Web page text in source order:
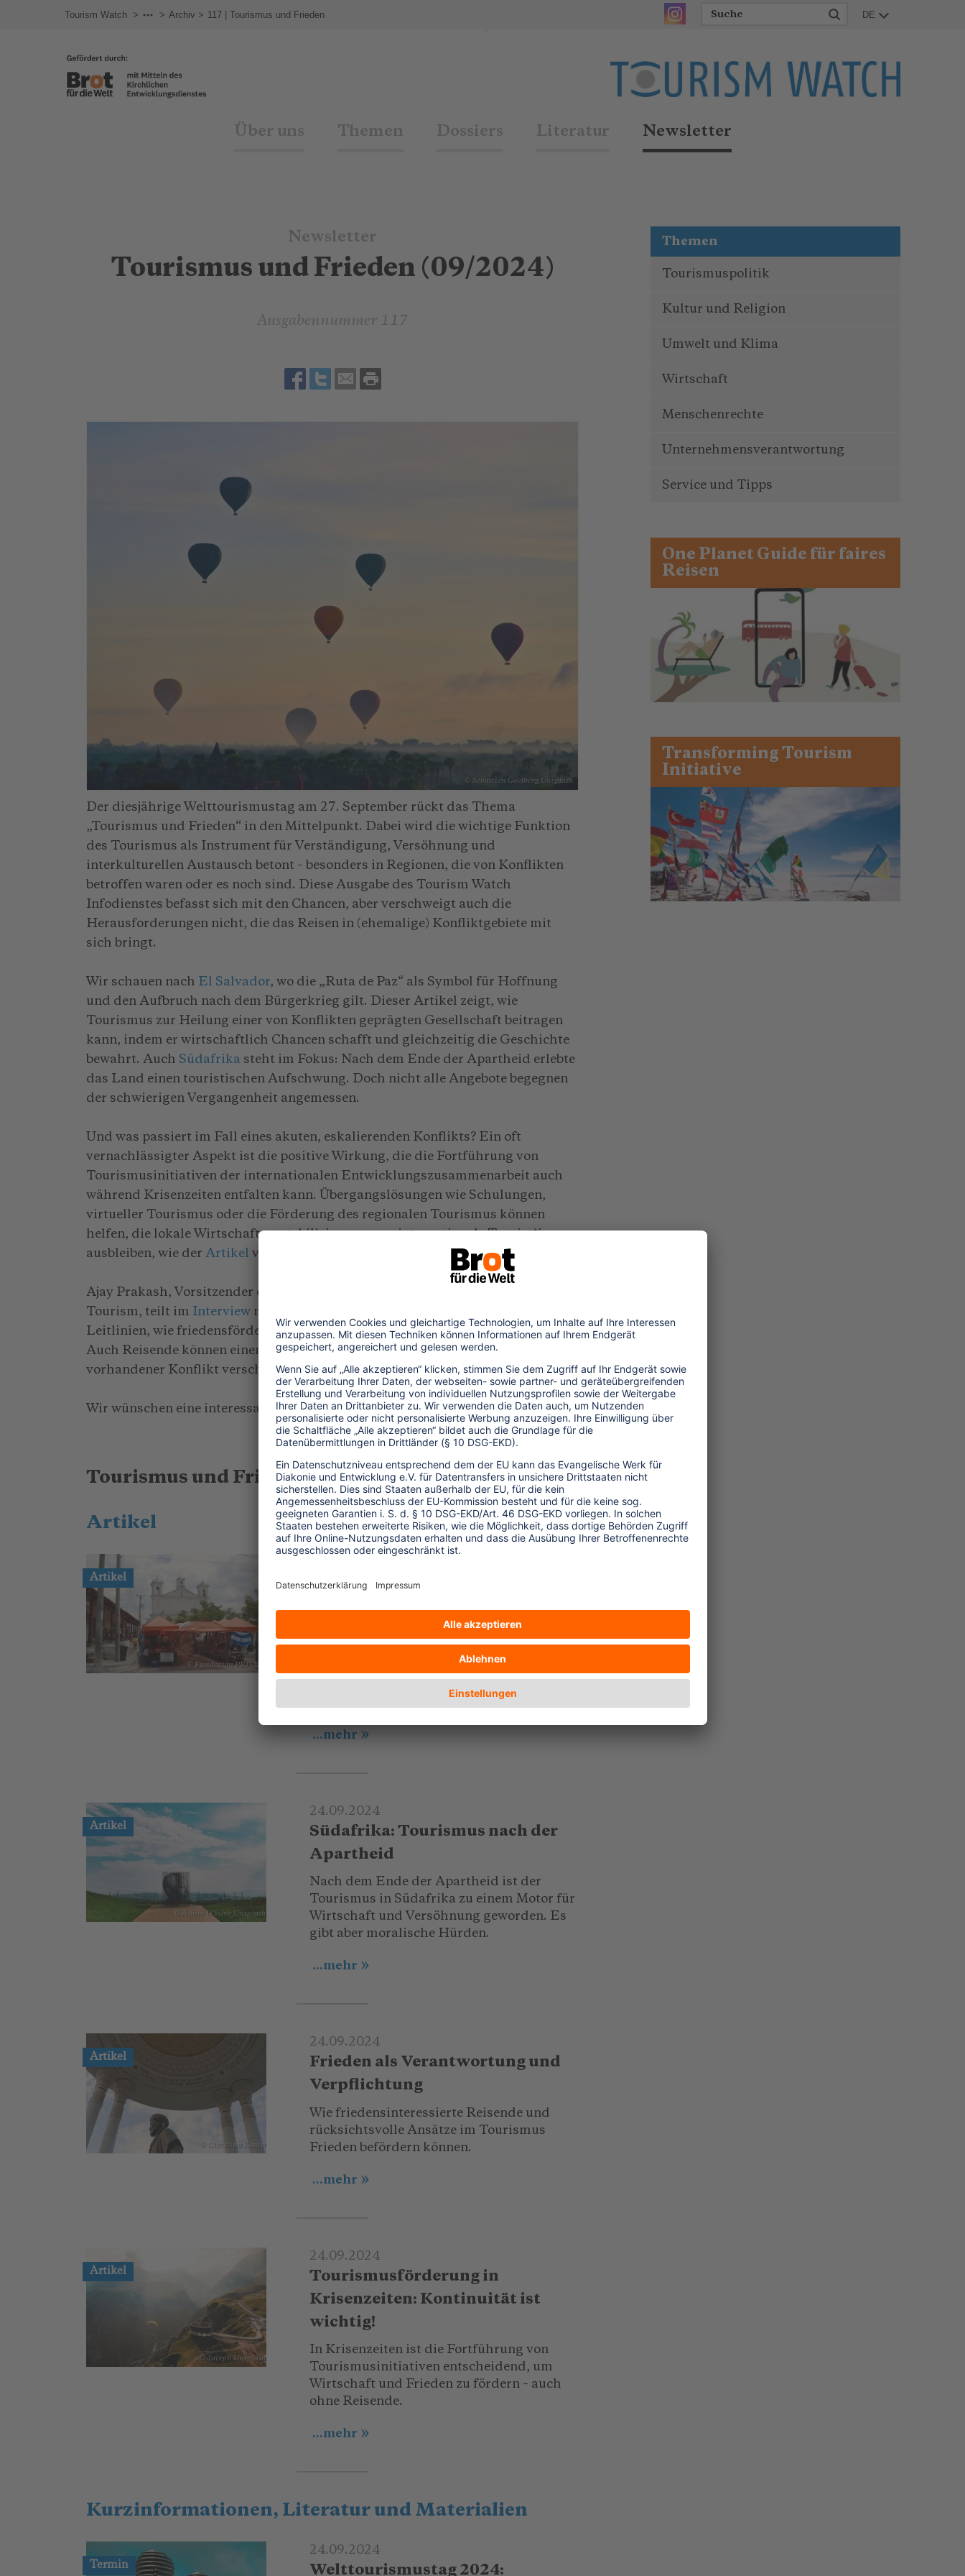
Tourism Watch Newsletter
Archiv 117 | Tourismus und Frieden DE
Über uns Themen Dossiers Literatur Newsletter
Newsletter
Tourismus und Frieden (09/2024)
Ausgabennummer 117
© Sébastien Goldberg_Unsplash
Der diesjährige Welttourismustag am 27. September rückt das Thema
„Tourismus und Frieden“ in den Mittelpunkt. Dabei wird die wichtige Funktion
des Tourismus als Instrument für Verständigung, Versöhnung und
interkulturellen Austausch betont – besonders in Regionen, die von Konflikten
betroffen waren oder es noch sind. Diese Ausgabe des Tourism Watch
Infodienstes befasst sich mit den Chancen, aber verschweigt auch die
Herausforderungen nicht, die das Reisen in (ehemalige) Konfliktgebiete mit
sich bringt.
Wir schauen nach El Salvador, wo die „Ruta de Paz“ als Symbol für Hoffnung
und den Aufbruch nach dem Bürgerkrieg gilt. Dieser Artikel zeigt, wie
Tourismus zur Heilung einer von Konflikten geprägten Gesellschaft beitragen
kann, indem er wirtschaftlich Chancen schafft und gleichzeitig die Geschichte
bewahrt. Auch Südafrika steht im Fokus: Nach dem Ende der Apartheid erlebte
das Land einen touristischen Aufschwung. Doch nicht alle Angebote begegnen
der schwierigen Vergangenheit angemessen.
Und was passiert im Fall eines akuten, eskalierenden Konflikts? Ein oft
vernachlässigter Aspekt ist die positive Wirkung, die die Fortführung von
Tourismusinitiativen der internationalen Entwicklungszusammenarbeit auch
während Krisenzeiten entfalten kann. Übergangslösungen wie Schulungen,
virtueller Tourismus oder die Förderung des regionalen Tourismus können
helfen, die lokale Wirtschaft zu stabilisieren, wenn internationale Tourist*innen
ausbleiben, wie der Artikel von Sebastian Plötzgen zeigt.
Ajay Prakash, Vorsitzender des International Institute for Peace through
Tourism, teilt im Interview mit Tourism Watch darüber hinaus wertvolle
Leitlinien, wie friedensförderndes Reisen gestaltet werden kann. Denn es gilt:
Auch Reisende können einen wichtigen Beitrag dazu leisten, ob sich ein
vorhandener Konflikt verschärft oder entschärft.
Wir wünschen eine interessante Lektüre!
Tourismus und Frieden
Artikel
Artikel
© Fundación PRISMA
Die Ruta de Paz: Wie sich El
El Salvadors Ruta de Paz zeigt, wie
...mehr
Artikel
© Ashim D’Silva_Unsplash
24.09.2024
Südafrika: Tourismus nach der
Apartheid
Nach dem Ende der Apartheid ist der
Tourismus in Südafrika zu einem Motor für
Wirtschaft und Versöhnung geworden. Es
gibt aber moralische Hürden.
...mehr
Artikel
© Christina Kamp
24.09.2024
Frieden als Verantwortung und
Verpflichtung
Wie friedensinteressierte Reisende und
rücksichtsvolle Ansätze im Tourismus
Frieden befördern können.
...mehr
Artikel
© Jairph_Unsplash
24.09.2024
Tourismusförderung in
Krisenzeiten: Kontinuität ist
wichtig!
In Krisenzeiten ist die Fortführung von
Tourismusinitiativen entscheidend, um
Wirtschaft und Frieden zu fördern – auch
ohne Reisende.
...mehr
Kurzinformationen, Literatur und Materialien
Termin
24.09.2024
Welttourismustag 2024:
Themen
Tourismuspolitik
Kultur und Religion
Umwelt und Klima
Wirtschaft
Menschenrechte
Unternehmensverantwortung
Service und Tipps
One Planet Guide für faires
Reisen
Transforming Tourism
Initiative